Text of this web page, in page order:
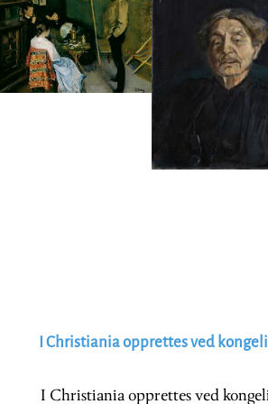
I Christiania opprettes ved
I Christiania opprettes ved